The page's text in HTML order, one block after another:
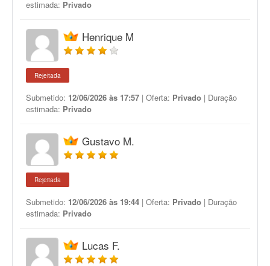
estimada: Privado
Henrique M
Rejeitada
Submetido: 12/06/2026 às 17:57 | Oferta: Privado | Duração
estimada: Privado
Gustavo M.
Rejeitada
Submetido: 12/06/2026 às 19:44 | Oferta: Privado | Duração
estimada: Privado
Lucas F.